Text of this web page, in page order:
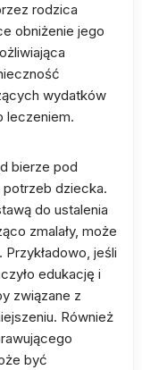
rodzica
obniżenie jego
wydatków
leczeniem.
bierze pod
potrzeb dziecka.
do ustalenia
zmalały, może
jeśli
edukację i
związane z
Również
być